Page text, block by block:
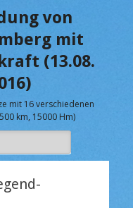
von
mit
(13.08.
mit 16 verschiedenen
km, 15000 Hm)